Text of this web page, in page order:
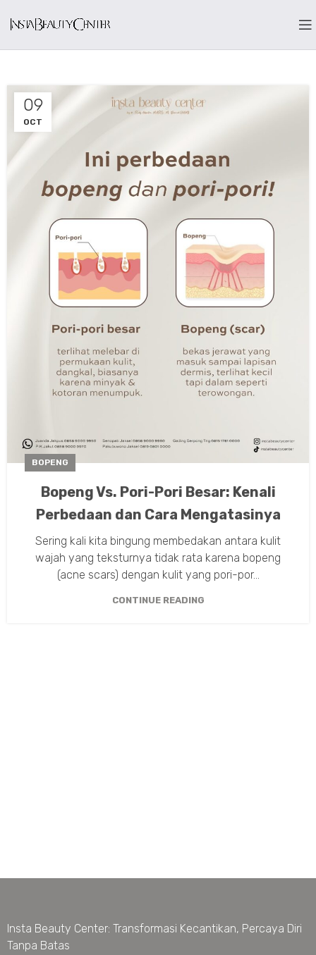
09
OCT
BOPENG
Bopeng Vs. Pori-Pori Besar: Kenali
Perbedaan dan Cara Mengatasinya
Sering kali kita bingung membedakan antara kulit
wajah yang teksturnya tidak rata karena bopeng
(acne scars) dengan kulit yang pori-por...
CONTINUE READING
Insta Beauty Center: Transformasi Kecantikan, Percaya Diri
Tanpa Batas